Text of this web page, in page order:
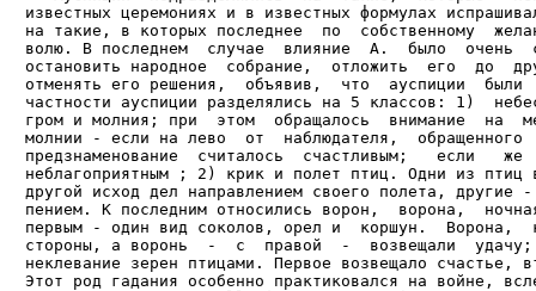
известных церемониях и в известных формулах
на такие, в которых последнее  по  собственному
волю. В последнем  случае  влияние  А.  было  очень
остановить народное  собрание,  отложить  его  до
отменять его решения,  объявив,  что  ауспиции  были
частности ауспиции разделялись на 5 классов: 1)
гром и молния; при  этом  обращалось  внимание  на
молнии - если на лево  от  наблюдателя,
предзнаменование  считалось  счастливым;   если
неблагоприятным ; 2) крик и полет птиц. Одни из птиц
другой исход дел направлением своего полета, другие
пением. К последним относились ворон,  ворона,
первым - один вид соколов, орел и  коршун.  Ворона,
стороны, а воронь  -  с  правой  -  возвещали
неклевание зерен птицами. Первое возвещало счастье,
Этот род гадания особенно практиковался на войне,